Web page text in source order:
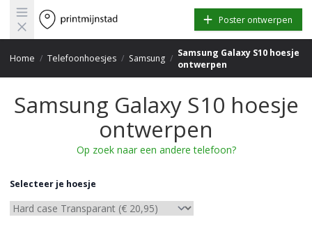
Open main menu Poster ontwerpen
Home / Telefoonhoesjes / Samsung / Samsung Galaxy S10 hoesje
ontwerpen
Samsung Galaxy S10 hoesje
ontwerpen
Op zoek naar een andere telefoon?
Selecteer je hoesje